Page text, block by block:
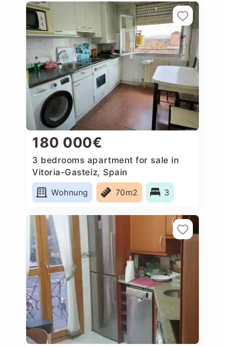
180 000€
3 bedrooms apartment for sale in
Vitoria-Gasteiz, Spain
Wohnung
70m2 3